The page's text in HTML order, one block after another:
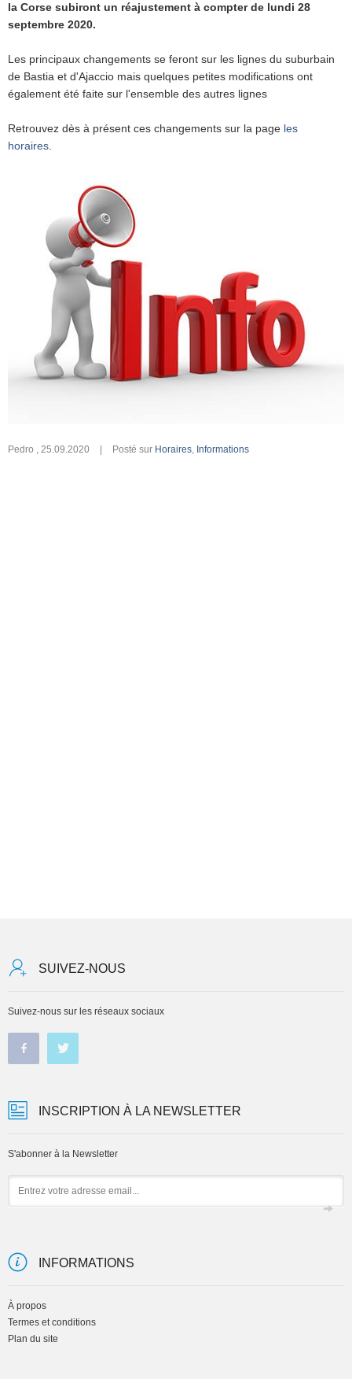
la Corse subiront un réajustement à compter de lundi 28
septembre 2020.
Les principaux changements se feront sur les lignes du suburbain
de Bastia et d'Ajaccio mais quelques petites modifications ont
également été faite sur l'ensemble des autres lignes
Retrouvez dès à présent ces changements sur la page les
horaires
Pedro , 25.09.2020 Posté sur Horaires, Informations
SUIVEZ-NOUS
Suivez-nous sur les réseaux sociaux
INSCRIPTION À LA NEWSLETTER
S'abonner à la Newsletter
INFORMATIONS
À propos
Termes et conditions
Plan du site